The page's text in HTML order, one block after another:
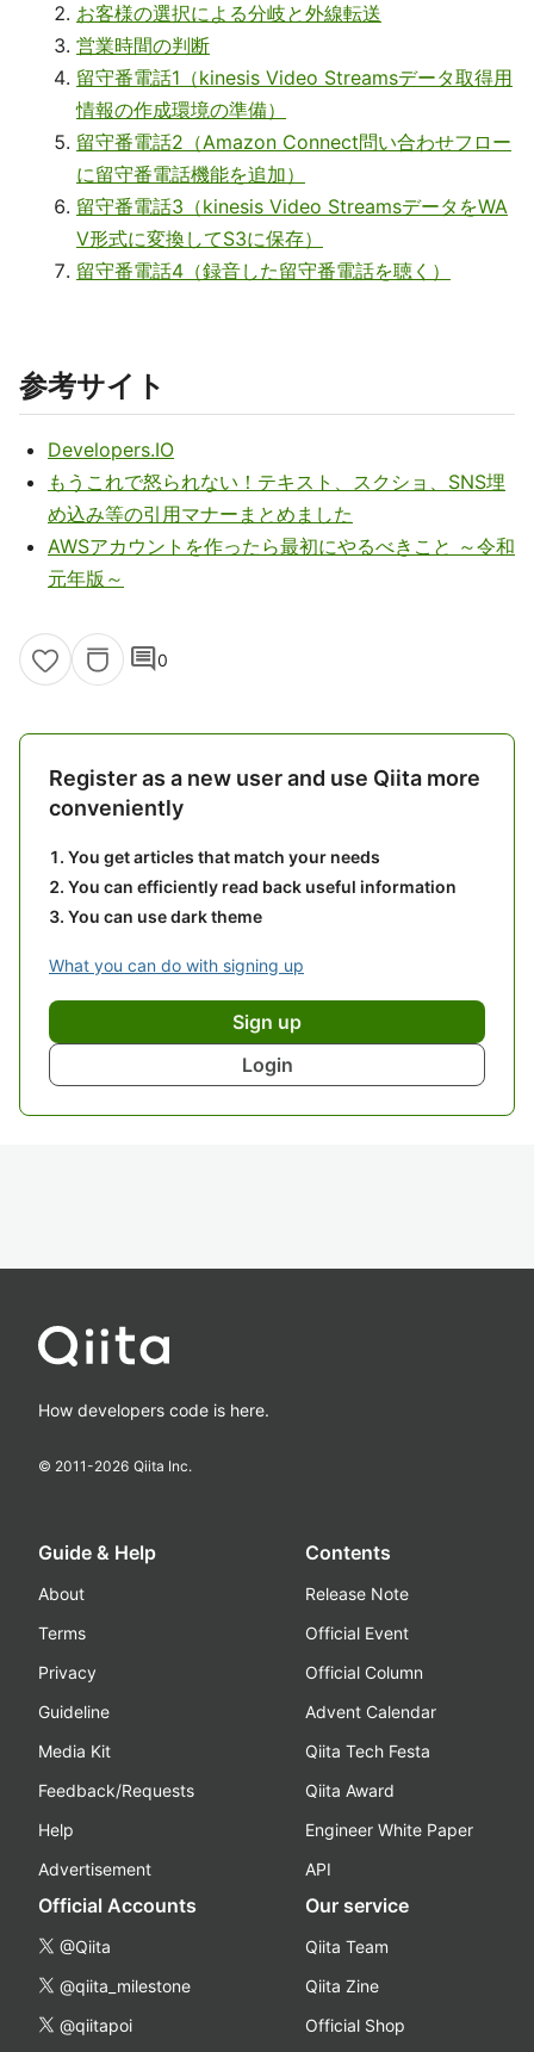
お客様の選択による分岐と外線転送
営業時間の判断
留守番電話1（kinesis Video Streamsデータ取得用
情報の作成環境の準備）
留守番電話2（Amazon Connect問い合わせフロー
に留守番電話機能を追加）
留守番電話3（kinesis Video StreamsデータをWA
V形式に変換してS3に保存）
留守番電話4（録音した留守番電話を聴く）
参考サイト
Developers.IO
もうこれで怒られない！テキスト、スクショ、SNS埋
め込み等の引用マナーまとめました
AWSアカウントを作ったら最初にやるべきこと ～令和
元年版～
comment0
Register as a new user and use Qiita more
conveniently
You get articles that match your needs
You can efficiently read back useful information
You can use dark theme
What you can do with signing up
Sign up
Login
How developers code is here.
© 2011-2026 Qiita Inc.
Guide & Help
About
Terms
Privacy
Guideline
Media Kit
Feedback/Requests
Help
Advertisement
Contents
Release Note
Official Event
Official Column
Advent Calendar
Qiita Tech Festa
Qiita Award
Engineer White Paper
API
Official Accounts
@Qiita
@qiita_milestone
@qiitapoi
Our service
Qiita Team
Qiita Zine
Official Shop